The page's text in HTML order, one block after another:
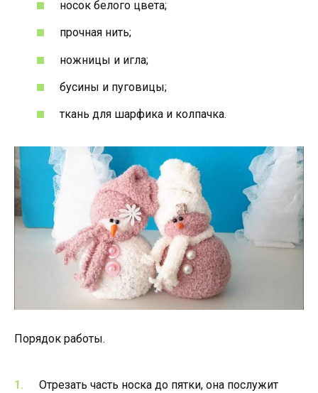
носок белого цвета;
прочная нить;
ножницы и игла;
бусины и пуговицы;
ткань для шарфика и колпачка.
Порядок работы.
Отрезать часть носка до пятки, она послужит